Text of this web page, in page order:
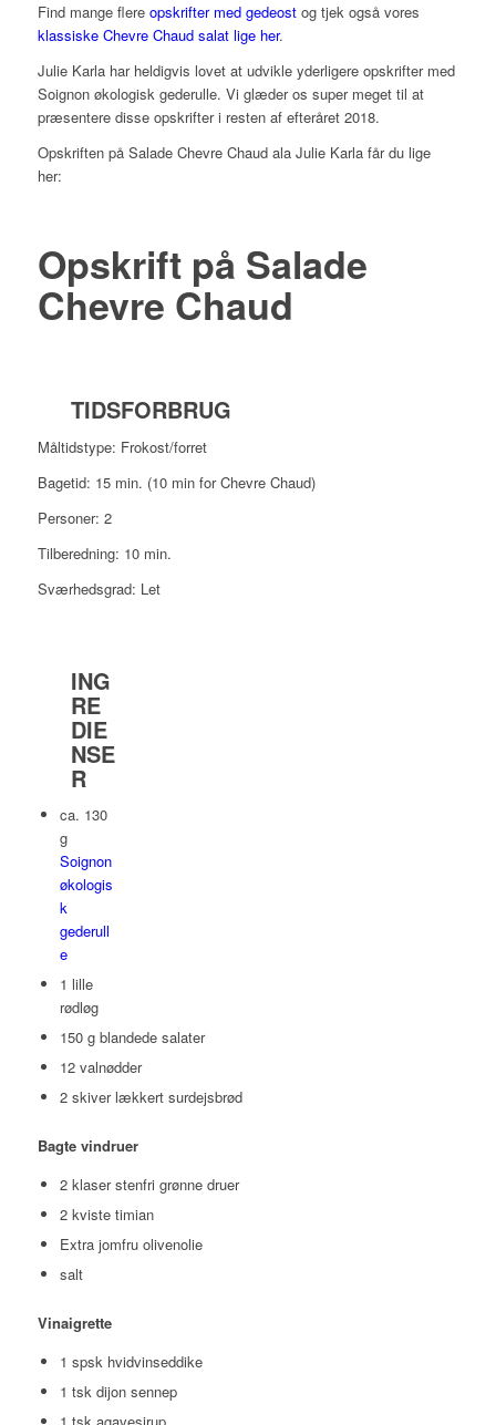
Find mange flere opskrifter med gedeostog tjek også vores
klassiske Chevre Chaud salat lige her.
Julie Karla har heldigvis lovet at udvikle yderligere opskrifter med
Soignon økologisk gederulle. Vi glæder os super meget til at
præsentere disse opskrifter i resten af efteråret 2018.
Opskriften på Salade Chevre Chaud ala Julie Karla får du lige
her:
Opskrift på Salade
Chevre Chaud
TIDSFORBRUG
Måltidstype: Frokost/forret
Bagetid: 15 min. (10 min for Chevre Chaud)
Personer: 2
Tilberedning: 10 min.
Sværhedsgrad: Let
ING
RE
DIE
NSE
R
ca. 130
g
Soignon
økologis
k
gederull
e
1 lille
rødløg
150 g blandede salater
12 valnødder
2 skiver lækkert surdejsbrød
Bagte vindruer
2 klaser stenfri grønne druer
2 kviste timian
Extra jomfru olivenolie
salt
Vinaigrette
1 spsk hvidvinseddike
1 tsk dijon sennep